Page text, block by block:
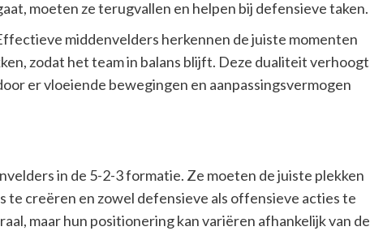
moeten ze terugvallen en helpen bij defensieve taken.
middenvelders herkennen de juiste momenten
zodat het team in balans blijft. Deze dualiteit verhoogt
er vloeiende bewegingen en aanpassingsvermogen
in de 5-2-3 formatie. Ze moeten de juiste plekken
te creëren en zowel defensieve als offensieve acties te
maar hun positionering kan variëren afhankelijk van de